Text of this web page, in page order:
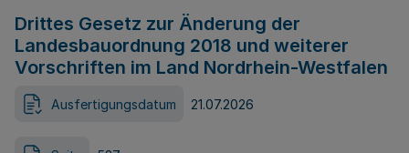
Drittes Gesetz zur Änderung der
Landesbauordnung 2018 und weiterer
Vorschriften im Land Nordrhein-Westfalen
Ausfertigungsdatum 21.07.2026